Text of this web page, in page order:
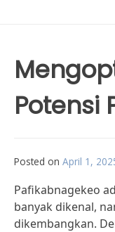
Potensi
Posted on April 1,
Pafikabnagekeo
banyak dikenal,
dikembangkan.